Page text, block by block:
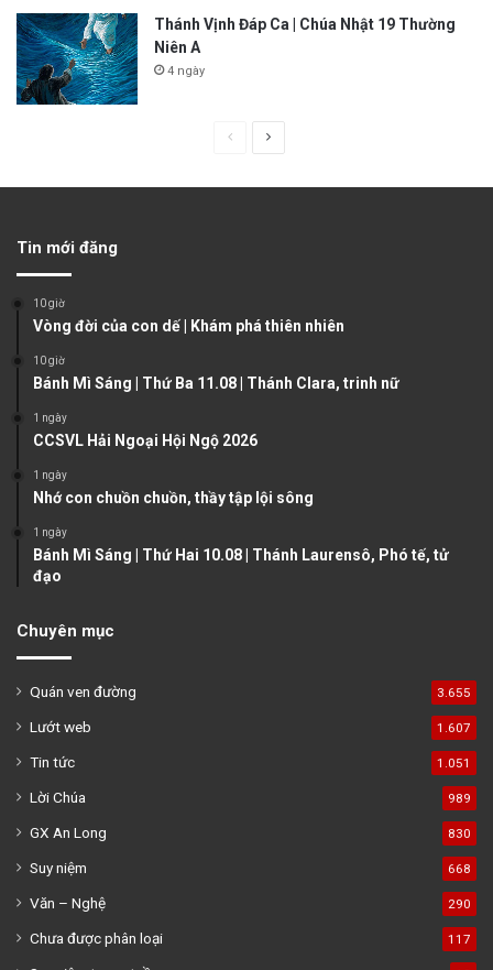
Thánh Vịnh Đáp Ca | Chúa Nhật 19 Thường
Niên A
4 ngày
u
p
g
g
Tin mới đăng
10 giờ
Vòng đời của con dế | Khám phá thiên nhiên
10 giờ
Bánh Mì Sáng | Thứ Ba 11.08 | Thánh Clara, trinh nữ
1 ngày
CCSVL Hải Ngoại Hội Ngộ 2026
1 ngày
Nhớ con chuồn chuồn, thầy tập lội sông
1 ngày
Bánh Mì Sáng | Thứ Hai 10.08 | Thánh Laurensô, Phó tế, tử
đạo
Chuyên mục
Quán ven đường 3.655
Lướt web 1.607
Tin tức 1.051
Lời Chúa 989
GX An Long 830
Suy niệm 668
Văn – Nghệ 290
Chưa được phân loại 117